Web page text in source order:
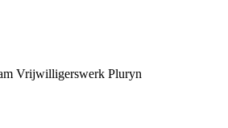
Vrijwilligerswerk Pluryn